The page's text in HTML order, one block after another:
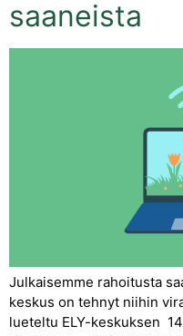
saaneista
Julkaisemme rahoitusta
keskus on tehnyt niihin
lueteltu ELY-keskuksen